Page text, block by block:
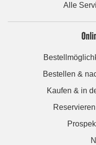
Alle
Bestellen &
Kaufen & in